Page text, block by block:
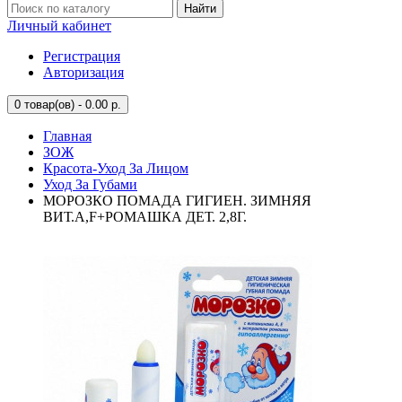
Найти
Личный кабинет
Регистрация
Авторизация
0 товар(ов) - 0.00 р.
Главная
ЗОЖ
Красота-Уход За Лицом
Уход За Губами
МОРОЗКО ПОМАДА ГИГИЕН. ЗИМНЯЯ
ВИТ.А,F+РОМАШКА ДЕТ. 2,8Г.